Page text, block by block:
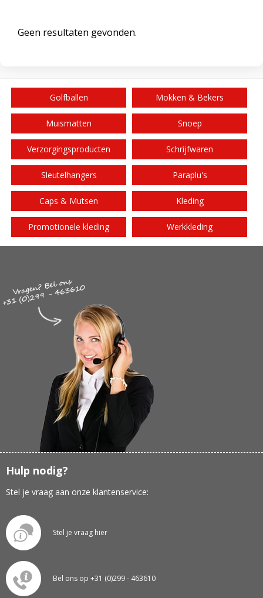
Geen resultaten gevonden.
Golfballen Mokken & Bekers
Muismatten Snoep
Verzorgingsproducten Schrijfwaren
Sleutelhangers Paraplu's
Caps & Mutsen Kleding
Promotionele kleding Werkkleding
Hulp nodig?
Stel je vraag aan onze klantenservice:
Stel je vraag hier
Bel ons op +31 (0)299 - 463610